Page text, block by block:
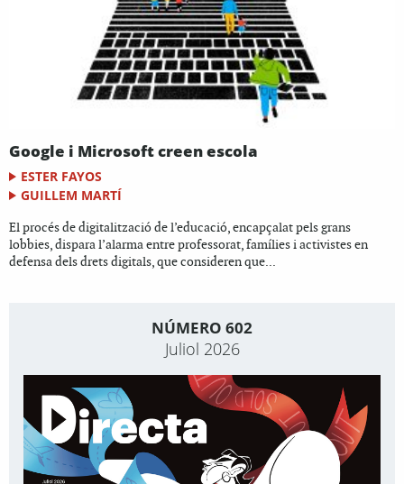
Google i Microsoft creen escola
ESTER FAYOS
GUILLEM MARTÍ
El procés de digitalització de l’educació, encapçalat pels grans
lobbies, dispara l’alarma entre professorat, famílies i activistes en
defensa dels drets digitals, que consideren que...
NÚMERO 602
Juliol 2026